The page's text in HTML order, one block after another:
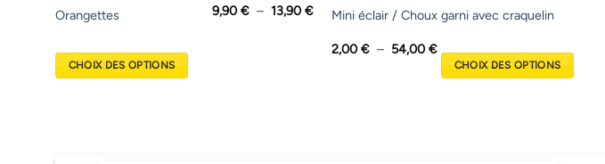
Orangettes 9,90€ – 13,90€Plage
9,90 €
CHOIX DES OPTIONS
Ce
a
plusieurs
Mini éclair / Choux garni avec craquelin
2,00€ – 54,00€Plage
de
prix :CHOIX DES OPTIONS
Ce
a